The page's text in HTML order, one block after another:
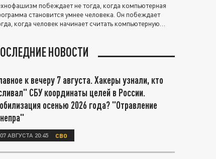
побеждает не тогда, когда компьютерная
становится умнее человека. Он побеждает
когда человек начинает считать компьютерную
НОВОСТИ
к вечеру 7 августа. Хакеры узнали, кто
СБУ координаты целей в России.
осенью 2026 года? "Отравление
07 АВГУСТА 20:45 СВО